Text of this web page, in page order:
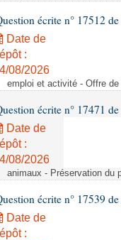
écrite n° 17512
Date de
:
08/2026
emploi et activité - Offre
écrite n° 17471
Date de
:
08/2026
animaux - Préservation du
écrite n° 17539
Date de
: